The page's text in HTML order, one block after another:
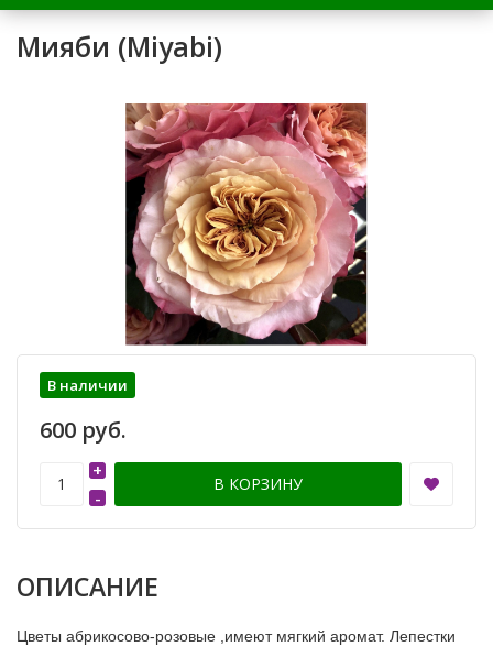
Мияби (Miyabi)
В наличии
600 руб.
-
+
В КОРЗИНУ
ОПИСАНИЕ
Цветы абрикосово-розовые ,имеют мягкий аромат. Лепестки